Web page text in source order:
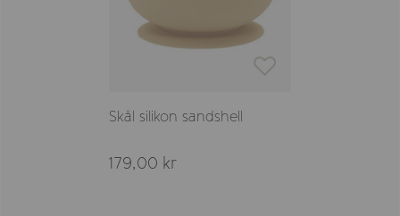
Skål silikon sandshell
179,00 kr